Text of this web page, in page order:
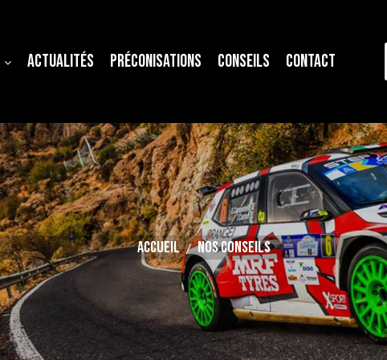
Actualités Préconisations Conseils Contact
Accueil NOS CONSEILS